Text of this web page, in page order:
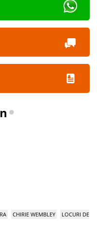
CHIRIE WEMBLEY
LOCURI DE